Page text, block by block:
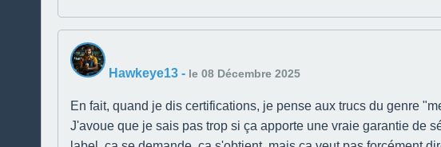
Hawkeye13 - le 08 Décembre 2025
En fait, quand je dis certifications, je pense aux trucs du genre
J'avoue que je sais pas trop si ça apporte une vraie garantie de